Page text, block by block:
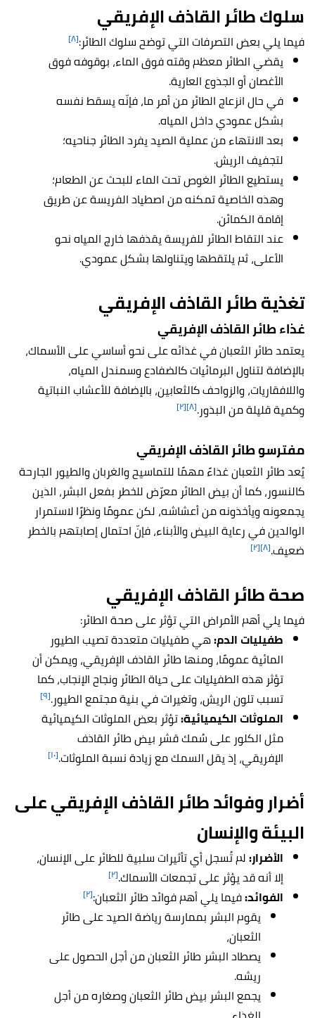
سلوك طائر القاذف الإفريقي
فيما يلي بعض التصرفات التي توضح سلوك الطائر:[٨]
يقضي الطائر معظم وقته فوق الماء، بوقوفه فوق
الأغصان أو الجذوع العارية.
في حال انزعاج الطائر من أمر ما، فإنّه يسقط نفسه
بشكل عمودي داخل المياه.
بعد الانتهاء من عملية الصيد يفرد الطائر جناحيه؛
لتجفيف الريش.
يستطيع الطائر الغوص تحت الماء للبحث عن الطعام؛
وهذه الخاصية تمكنه من اصطياد الفريسة عن طريق
إقامة الكمائن.
عند التقاط الطائر للفريسة يقذفها خارج المياه نحو
الأعلى، ثم يلتقطها ويتناولها بشكل عمودي.
تغذية طائر القاذف الإفريقي
غذاء طائر القاذف الإفريقي
يعتمد طائر الثعبان في غذائه على نحو أساسي على الأسماك،
بالإضافة لتناول البرمائيات كالضفادع وسمندل المياه،
واللافقاريات، والزواحف كالثعابين، بالإضافة للأعشاب النباتية
وكمية قليلة من البذور.[٨] [٢]
مفترسو طائر القاذف الإفريقي
يُعد طائر الثعبان غذاءً مهمًا للتماسيح والغربان والطيور الجارحة
كالنسور، كما أن بيض الطائر معرّض للخطر بفعل البشر، الذين
يجمعونه ويأخذونه من أعشاشه، لكن عمومًا ونظرًا لاستمرار
الوالدين في رعاية البيض والأبناء، فإنّ احتمال إصابتهم بالخطر
ضعيف.[٨] [٢]
صحة طائر القاذف الإفريقي
فيما يلي أهم الأمراض التي تؤثر على صحة الطائر:
طفيليات الدم:هي طفيليات متعددة تصيب الطيور
المائية عمومًا، ومنها طائر القاذف الإفريقي، ويمكن أن
تؤثر هذه الطفيليات على حياة الطائر ونجاح الإنجاب، كما
تسبب تلون الريش، وتغيرات في بنية مجتمع الطيور.[٩]
الملوثات الكيميائية:تؤثر بعض الملوثات الكيميائية
مثل الكلور على سُمك قشر بيض طائر القاذف
الإفريقي، إذ يقل السمك مع زيادة نسبة الملوثات.[١٠]
أضرار وفوائد طائر القاذف الإفريقي على
البيئة والإنسان
الأضرار:لم تُسجل أي تأثيرات سلبية للطائر على الإنسان،
إلا أنه قد يؤثر على تجمعات الأسماك.[٢]
الفوائد:فيما يلي أهم فوائد طائر الثعبان:[٢]
يقوم البشر بممارسة رياضة الصيد على طائر
الثعبان،
يصطاد البشر طائر الثعبان من أجل الحصول على
ريشه.
يجمع البشر بيض طائر الثعبان وصغاره من أجل